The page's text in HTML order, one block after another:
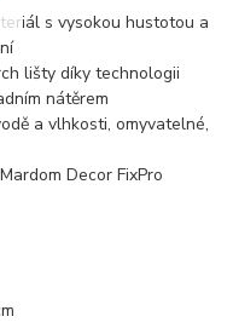
s vysokou hustotou a
lišty díky technologii
nátěrem
a vlhkosti, omyvatelné,
Decor FixPro